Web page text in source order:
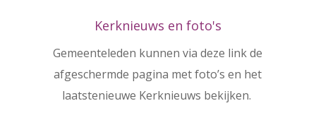
Kerknieuws en foto's
Gemeenteleden kunnen via deze link de
afgeschermde pagina met foto’s en het
laatstenieuwe Kerknieuws bekijken.